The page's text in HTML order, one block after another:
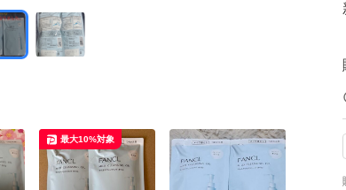
最大10%対象